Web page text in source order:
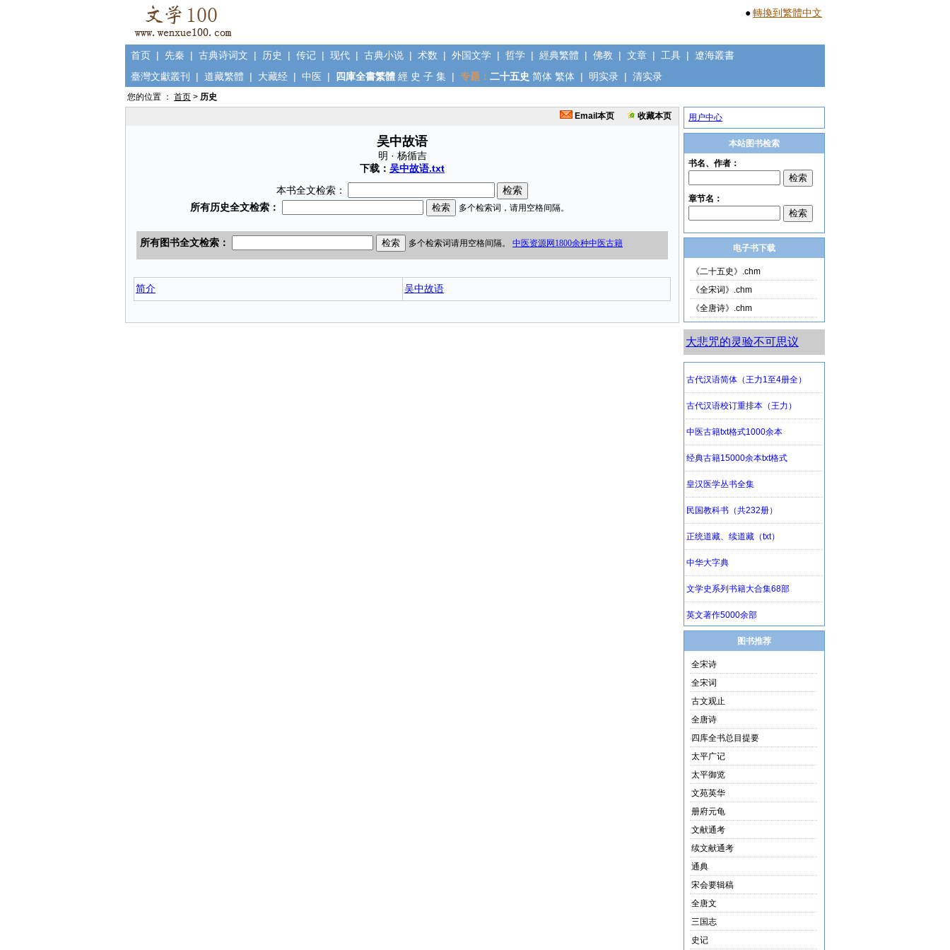
●轉換到繁體中文
首页 | 先秦 | 古典诗词文 | 历史 | 传记 | 现代 | 古典小说 | 术数 | 外国文学 | 哲学 | 經典繁體 | 佛教 | 文章 | 工具 | 遼海叢書
臺灣文獻叢刊
| 道藏繁體 | 大藏经 | 中医 | 四庫全書繁體 經 史 子 集 | 专题： 二十五史 简体 繁体 | 明实录 | 清实录
您的位置 ： 首页 > 历史
Email本页
收藏本页
吴中故语
明 · 杨循吉
下载： 吴中故语.txt
本书全文检索：
简介 吴中故语
用户中心
本站图书检索
电子书下载
《二十五史》.chm
《全宋词》.chm
《全唐诗》.chm
大悲咒的灵验不可思议
图书推荐
全宋诗
全宋词
古文观止
全唐诗
四库全书总目提要
太平广记
太平御览
文苑英华
册府元龟
文献通考
续文献通考
通典
宋会要辑稿
全唐文
三国志
史记